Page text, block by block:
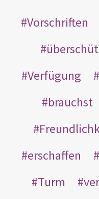
Vorschriften
Verfügung
brauchst
erschaffen
Turm